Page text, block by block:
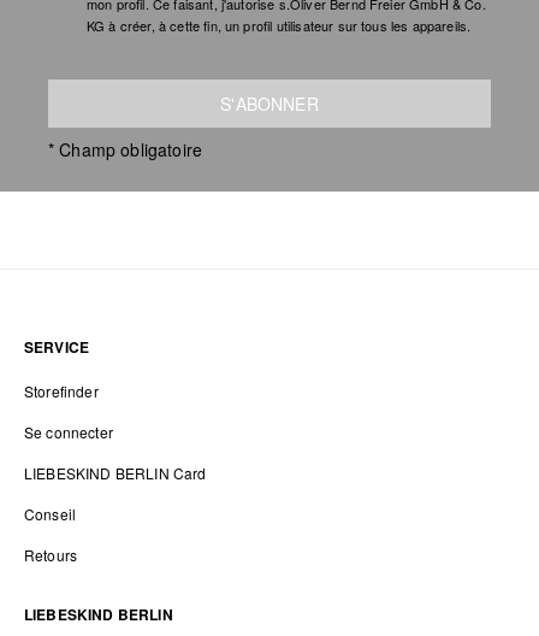
KG à créer, à cette fin, un profil utilisateur sur tous les appareils.
S'ABONNER
* Champ obligatoire
SERVICE
Storefinder
Se connecter
LIEBESKIND BERLIN Card
Conseil
Retours
LIEBESKIND BERLIN